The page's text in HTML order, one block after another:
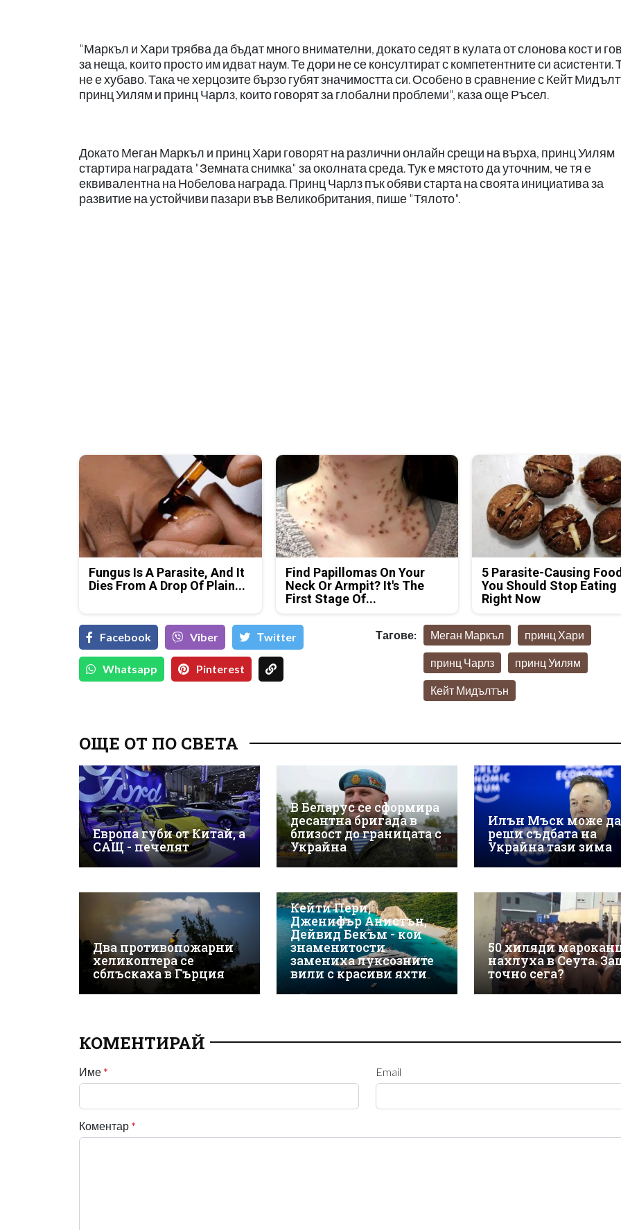
"Маркъл и Хари трябва да бъдат много внимателни, докато седят в кулата от слонова кост и
за неща, които просто им идват наум. Те дори не се консултират с компетентните си асистенти.
не е хубаво. Така че херцозите бързо губят значимостта си. Особено в сравнение с Кейт
принц Уилям и принц Чарлз, които говорят за глобални проблеми", каза още Ръсел.
Докато Меган Маркъл и принц Хари говорят на различни онлайн срещи на върха, принц Уилям
стартира наградата "Земната снимка" за околната среда. Тук е мястото да уточним, че тя е
еквивалентна на Нобелова награда. Принц Чарлз пък обяви старта на своята инициатива за
развитие на устойчиви пазари във Великобритания, пише "Тялото".
Fungus Is A Parasite, And It
Dies From A Drop Of Plain...
Find Papillomas On Your
Neck Or Armpit? It's The
First Stage Of...
5 Parasite-Causing
You Should Stop Eating
Right Now
Facebook Viber Тwitter
Whatsapp Pinterest
Тагове: Меган Маркъл принц Хари
принц Чарлз принц Уилям
Кейт Мидълтън
ОЩЕ ОТ ПО СВЕТА
Европа губи от Китай, а
САЩ - печелят
В Беларус се сформира
десантна бригада в
близост до границата с
Украйна
Илън Мъск може да
реши съдбата на
Украйна тази зима
Два противопожарни
хеликоптера се
сблъскаха в Гърция
Кейти Пери,
Дженифър Анистън,
Дейвид Бекъм - кои
знаменитости
замениха луксозните
вили с красиви яхти
50 хиляди
нахлуха в Сеута.
точно сега?
КОМЕНТИРАЙ
Име * Email
Коментар *